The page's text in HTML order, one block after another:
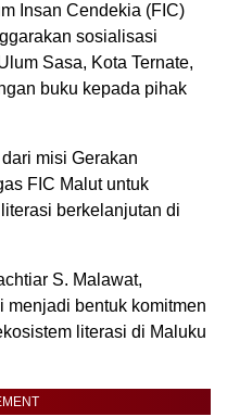
Insan Cendekia (FIC)
sosialisasi
Sasa, Kota Ternate,
buku kepada pihak
misi Gerakan
FIC Malut untuk
berkelanjutan di
S. Malawat,
menjadi bentuk komitmen
literasi di Maluku